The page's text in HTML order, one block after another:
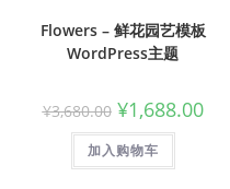
Flowers – 鲜花园艺模板
WordPress主题
¥3,680.00 ¥1,688.00
加入购物车